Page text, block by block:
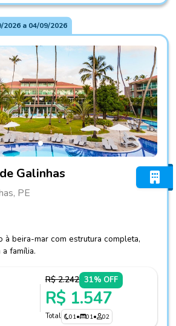
2026a 04/09/2026
Galinhas
PE
à beira-mar com estrutura completa,
família.
R$ 2.242 31% OFF
R$ 1.547
Total 01• 01• 02